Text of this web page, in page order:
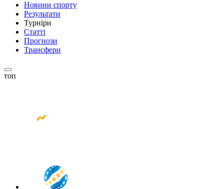
Новини спорту
Результати
Турніри
Статті
Прогнози
Трансфери
топ